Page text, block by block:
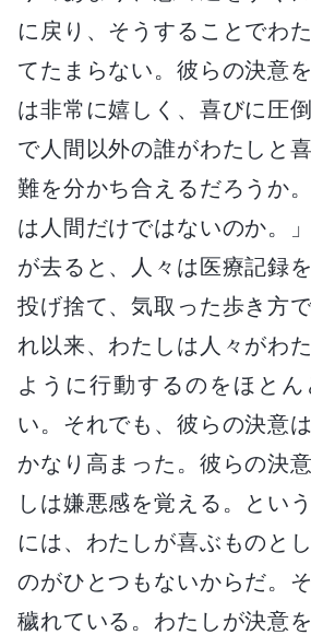
に戻り、そうすることでわ
てたまらない。彼らの決意
は非常に嬉しく、喜びに圧
で人間以外の誰がわたしと
難を分かち合えるだろうか
は人間だけではないのか。
が去ると、人々は医療記録
投げ捨て、気取った歩き方
れ以来、わたしは人々がわ
ように行動するのをほと
い。それでも、彼らの決意
かなり高まった。彼らの決
しは嫌悪感を覚える。とい
には、わたしが喜ぶものと
のがひとつもないからだ。
穢れている。わたしが決意